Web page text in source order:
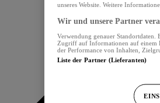
unseres Website. Weitere
Wir und unsere Partner
Verwendung genauer
Zugriff auf Informationen auf einem
der Performance von Inhalten,
Liste der Partner (Lieferanten)